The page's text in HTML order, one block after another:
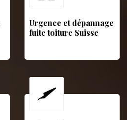
Urgence et dépannage
fuite toiture Suisse